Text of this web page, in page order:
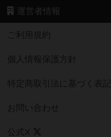
運営者情報
ご利用規約
個人情報保護方針
特定商取引法に基づく表記
お問い合わせ
公式X